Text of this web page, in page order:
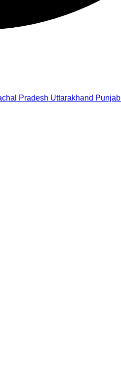
Pradesh Uttarakhand Punjab